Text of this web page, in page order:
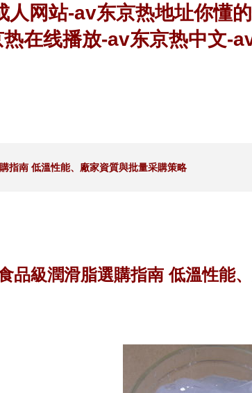
网站-av东京热地址你懂
在线播放-av东京热中文-
指南 低溫性能、廠家資質與批量采購策略
品級潤滑脂選購指南 低溫性能